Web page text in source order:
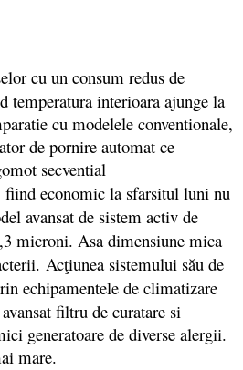
cu un consum redus de
temperatura interioara ajunge la
cu modelele conventionale,
de pornire automat ce
secvential
fiind economic la sfarsitul luni nu
avansat de sistem activ de
microni. Asa dimensiune mica
Acţiunea sistemului său de
echipamentele de climatizare
filtru de curatare si
generatoare de diverse alergii.
mare.